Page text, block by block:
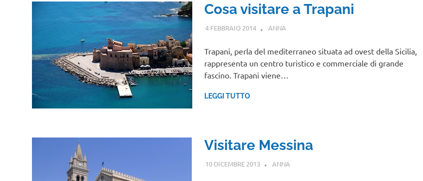
Cosa visitare a Trapani
4 FEBBRAIO 2014 ANNA
Trapani, perla del mediterraneo situata ad ovest della Sicilia,
rappresenta un centro turistico e commerciale di grande
fascino. Trapani viene…
LEGGI TUTTO
Visitare Messina
10 DICEMBRE 2013 ANNA